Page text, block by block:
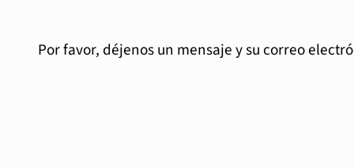
Por favor, déjenos un mensaje y su correo